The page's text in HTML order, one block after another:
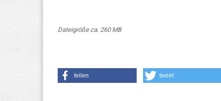
Dateigröße ca. 260 MB
teilen tweet